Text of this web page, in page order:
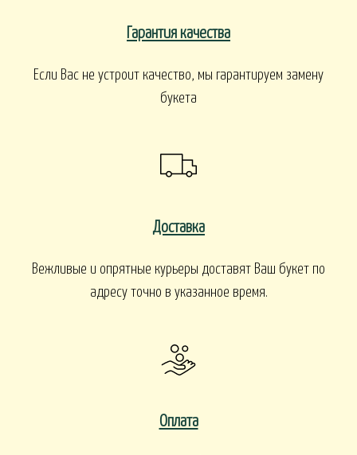
Гарантия качества
Если Вас не устроит качество, мы гарантируем замену
букета
Доставка
Вежливые и опрятные курьеры доставят Ваш букет по
адресу точно в указанное время.
Оплата